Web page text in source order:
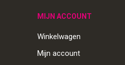
MIJN ACCOUNT
Winkelwagen
Mijn account